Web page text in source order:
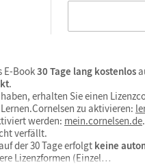
E-Book30 Tage lang kostenlos
.
erhalten Sie einen
zu aktivieren:
werden: mein.cornelsen.de
verfällt.
der 30 Tage erfolgt keine
Lizenzformen (Einzel…